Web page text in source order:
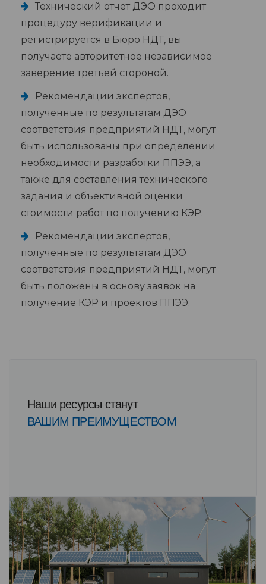
Технический отчет ДЭО проходит
процедуру верификации и
регистрируется в Бюро НДТ, вы
получаете авторитетное независимое
заверение третьей стороной.
Рекомендации экспертов,
полученные по результатам ДЭО
соответствия предприятий НДТ, могут
быть использованы при определении
необходимости разработки ППЭЭ, а
также для составления технического
задания и объективной оценки
стоимости работ по получению КЭР.
Рекомендации экспертов,
полученные по результатам ДЭО
соответствия предприятий НДТ, могут
быть положены в основу заявок на
получение КЭР и проектов ППЭЭ.
Наши ресурсы станут
ВАШИМ ПРЕИМУЩЕСТВОМ